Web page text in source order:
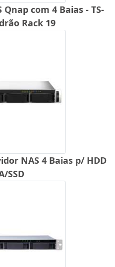
Qnap com 4 Baias - TS-
Rack 19
NAS 4 Baias p/ HDD
SSD